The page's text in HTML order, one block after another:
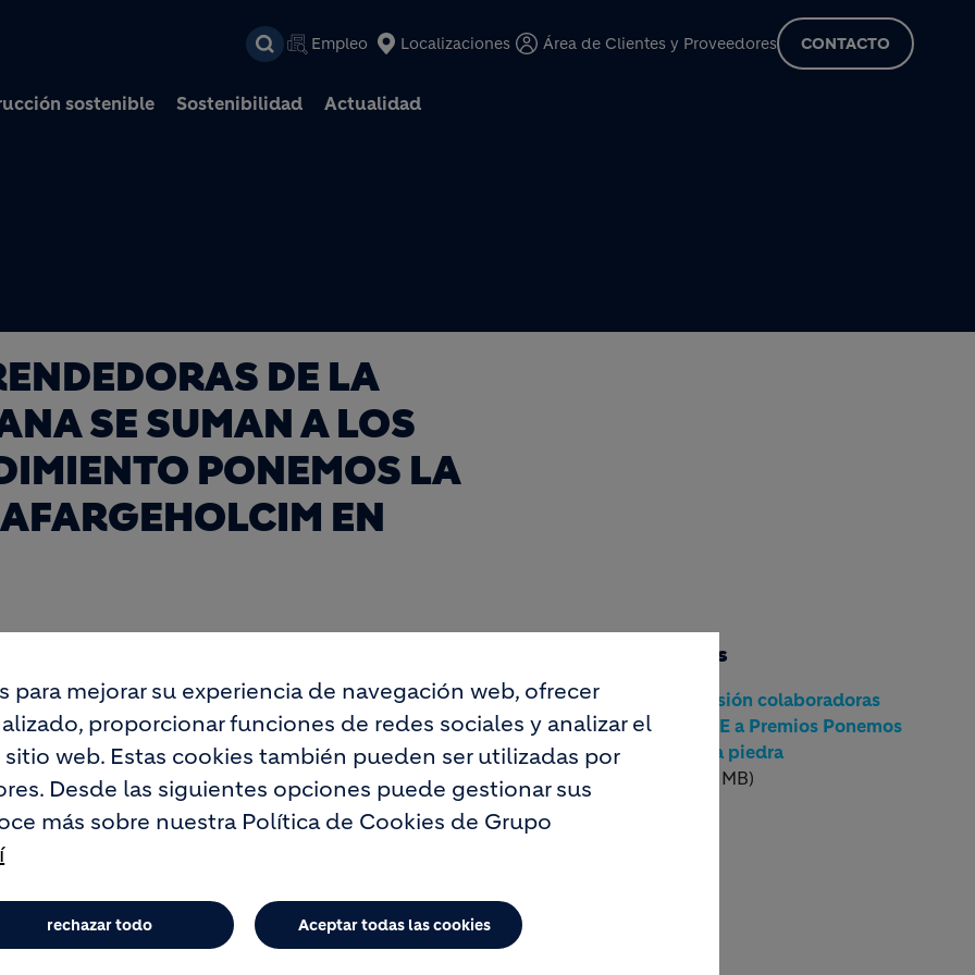
Pasar al contenido principal
Empleo Localizaciones Área de Clientes y Proveedores CONTACTO
sostenible Sostenibilidad Actualidad
DE LA
SE SUMAN A LOS
PONEMOS LA
EN
cuya convocatoria está abierta hasta el 14 de
empresas que inician sus proyectos dentro de la
premios económicos, de 6.000 y 4.000 euros,
de negocio.
de Valencia (EVAP) y la Asociación de
(AME) se han incorporado al jurado de los premios
certamen organizado por la fábrica de LafargeHolcim
el objetivo de apoyar a emprendedores y
desarrollando, o quieran poner en marcha un
Documentos
NP_Adhesión colaboradoras
EVP y AME a Premios Ponemos
la primera piedra
(pdf, 0.43 MB)
para mejorar su experiencia de navegación web, ofrecer
proporcionar funciones de redes sociales y analizar el
web. Estas cookies también pueden ser utilizadas por
Desde las siguientes opciones puede gestionar sus
más sobre nuestra Política de Cookies de Grupo
Aceptar todas las cookies
rechazar todo